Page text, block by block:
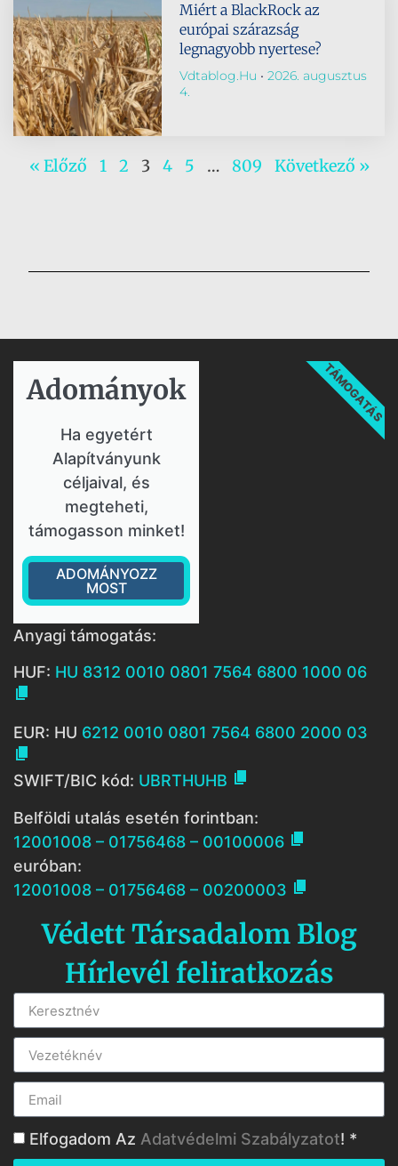
Miért a BlackRock az
európai szárazság
legnagyobb nyertese?
Vdtablog.hu
2026. augusztus
4.
« Előző 1 2 3 4 5 … 809 Következő »
Adományok​
Ha egyetért
Alapítványunk
céljaival, és
megteheti,
támogasson minket!
ADOMÁNYOZZ
MOST
TÁMOGATÁS
Anyagi támogatás:
HUF: HU 8312 0010 0801 7564 6800 1000 06

EUR: HU 6212 0010 0801 7564 6800 2000 03

SWIFT/BIC kód: UBRTHUHB 
Belföldi utalás esetén forintban:
12001008 – 01756468 – 00100006 
euróban:
12001008 – 01756468 – 00200003 
Védett Társadalom Blog
Hírlevél feliratkozás
Elfogadom Az Adatvédelmi Szabályzatot! *